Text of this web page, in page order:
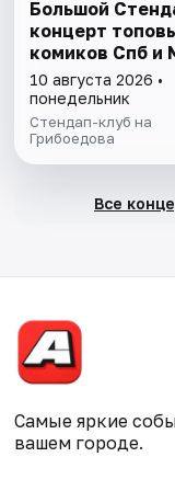
Большой
концерт
комиков Спб и
10 августа 2026 •
понедельник
Стендап-клуб на
Грибоедова
Все
Самые яркие
вашем городе.